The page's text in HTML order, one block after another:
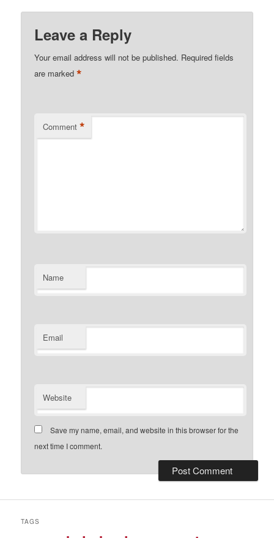
Leave a Reply
Your email address will not be published. Required fields
are marked*
Comment *
Name
Email
Website
Save my name, email, and website in this browser for the
next time I comment.
TAGS